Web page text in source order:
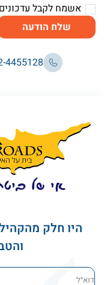
אשמח לקבל עדכונים
שלח הודעה
4455128
היו חלק
דוא׳׳ל